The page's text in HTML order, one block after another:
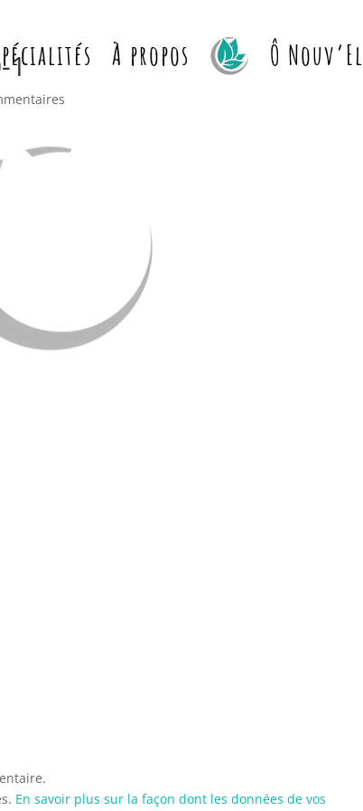
À propos Ô Nouv’El
1
En savoir plus sur la façon dont les données de vos